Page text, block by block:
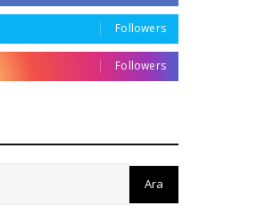
Followers
Followers